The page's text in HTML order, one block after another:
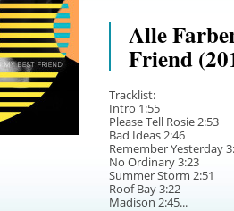
Alle
Friend
Tracklist:
Intro 1:55
Please Tell Rosie 2:53
Bad Ideas 2:46
Remember Yesterday
No Ordinary 3:23
Summer Storm 2:51
Roof Bay 3:22
Madison 2:45...